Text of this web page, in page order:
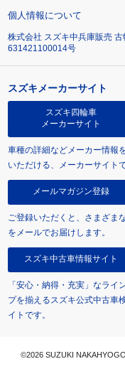
個人情報について
株式会社 スズキ中兵庫販売
631421100014号
スズキメーカーサイト
スズキ四輪車
メーカーサイト
車種の詳細などメーカー情報
いただける、メーカーサイトで
メールマガジン登録
ご登録いただくと、さまざま
をメールでお届けします。
スズキ中古車情報サイト
「安心・納得・充実」なライ
プを揃えるスズキ公式中古車
イトです。
©2026 SUZUKI